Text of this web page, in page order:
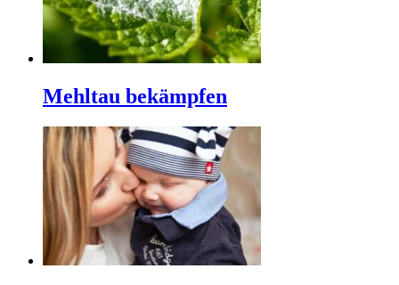
Mehltau bekämpfen